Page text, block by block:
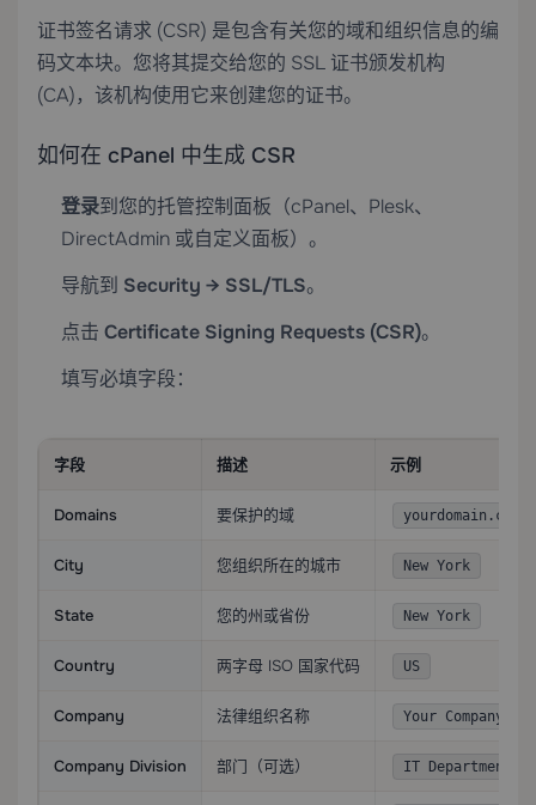
证书签名请求 (CSR) 是包含有关您的域和组织信息的编
码文本块。您将其提交给您的 SSL 证书颁发机构
(CA)，该机构使用它来创建您的证书。
如何在 cPanel 中生成 CSR
登录到您的托管控制面板（cPanel、Plesk、
DirectAdmin 或自定义面板）。
导航到 Security → SSL/TLS。
点击 Certificate Signing Requests (CSR)。
填写必填字段：
字段 描述 示例
Domains 要保护的域 yourdomain.com
City 您组织所在的城市 New York
State 您的州或省份 New York
Country 两字母 ISO 国家代码 US
Company 法律组织名称 Your Company LLC
Company Division 部门（可选） IT Department